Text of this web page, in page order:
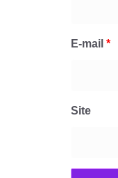
E-mail *
Site